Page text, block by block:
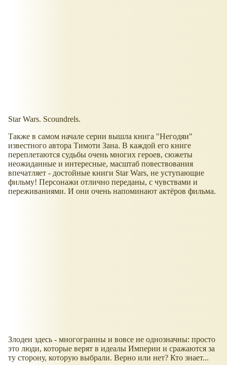
Star Wars. Scoundrels.
Также в самом начале серии вышла книга "Негодяи"
известного автора Тимоти Зана. В каждой его книге
переплетаются судьбы очень многих героев, сюжеты
неожиданные и интересные, масштаб повествования
впечатляет - достойные книги Star Wars, не уступающие
фильму! Персонажи отлично переданы, с чувствами и
переживаниями. И они очень напоминают актёров фильма.
Злодеи здесь - многогранны и вовсе не однозначны: просто
это люди, которые верят в идеалы Империи и сражаются за
ту сторону, которую выбрали. Верно или нет? Кто знает...